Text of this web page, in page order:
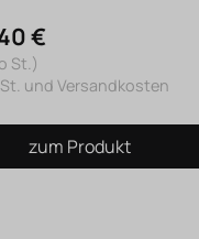
€
St.)
und Versandkosten
zum Produkt